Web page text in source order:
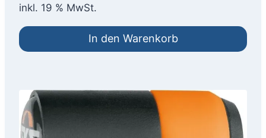
inkl. 19 % MwSt.
In den Warenkorb